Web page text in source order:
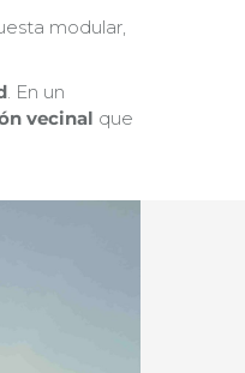
modular,
. En un
vecinal que